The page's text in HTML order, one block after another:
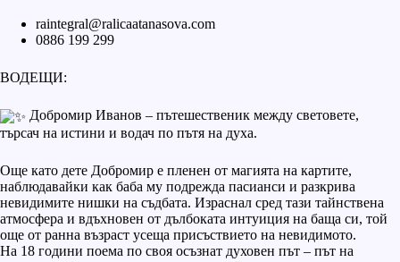
raintegral@ralicaatanasova.com
0886 199 299
ВОДЕЩИ:
Добромир Иванов – пътешественик между световете,
търсач на истини и водач по пътя на духа.
Още като дете Добромир е пленен от магията на картите,
наблюдавайки как баба му подрежда пасианси и разкрива
невидимите нишки на съдбата. Израснал сред тази тайнствена
атмосфера и вдъхновен от дълбоката интуиция на баща си, той
още от ранна възраст усеща присъствието на невидимото.
На 18 години поема по своя осъзнат духовен път – път на